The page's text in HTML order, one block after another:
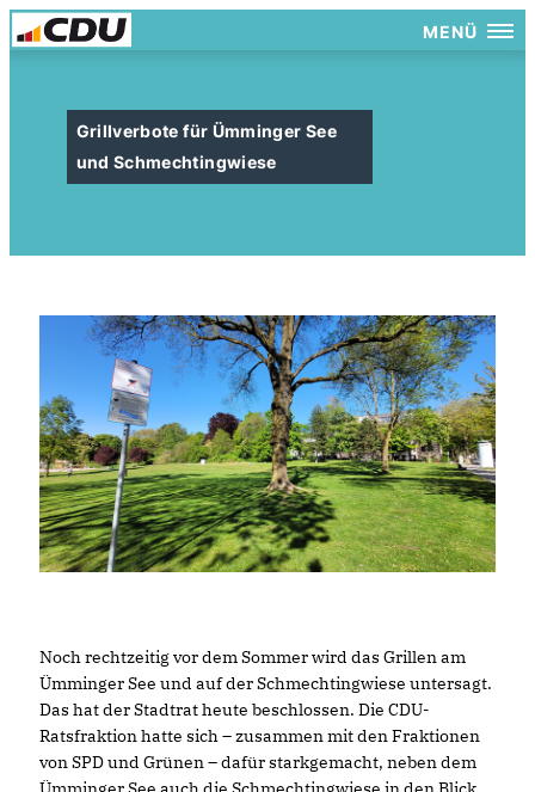
MENÜ
Grillverbote für Ümminger See
und Schmechtingwiese
Noch rechtzeitig vor dem Sommer wird das Grillen am
Ümminger See und auf der Schmechtingwiese untersagt.
Das hat der Stadtrat heute beschlossen. Die CDU-
Ratsfraktion hatte sich – zusammen mit den Fraktionen
von SPD und Grünen – dafür starkgemacht, neben dem